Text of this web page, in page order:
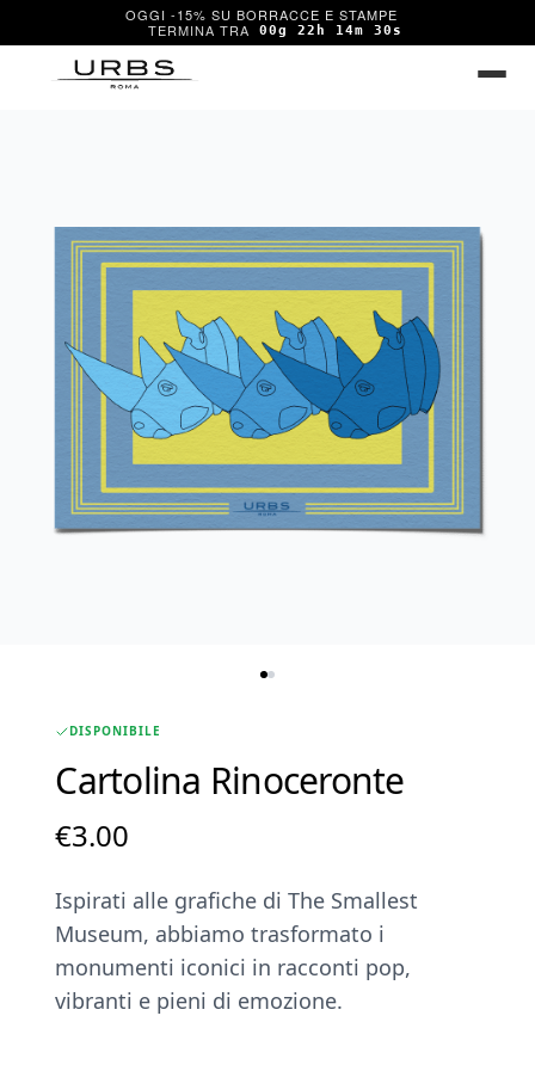
OGGI -15% SU BORRACCE E STAMPE
00g 22h 14m 30s
DISPONIBILE
Cartolina Rinoceronte
€3.00
Ispirati alle grafiche di The Smallest
Museum, abbiamo trasformato i
monumenti iconici in racconti pop,
vibranti e pieni di emozione.